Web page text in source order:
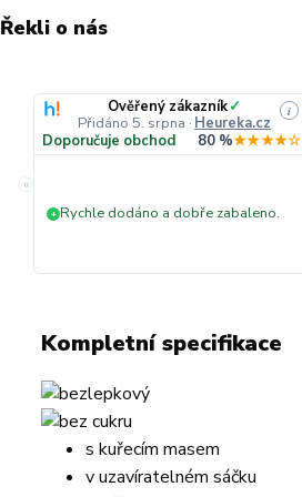
Řekli o nás
«
Ověřený zákazník✓
Přidáno 5. srpna · Heureka.cz
i
Doporučuje obchod 80 %★★★★☆
+ Rychle dodáno a dobře zabaleno.
Kompletní specifikace
s kuřecím masem
v uzavíratelném sáčku